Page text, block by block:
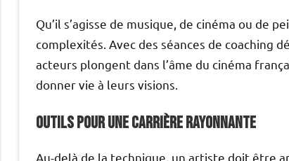
Qu’il s’agisse de musique, de cinéma ou de
complexités. Avec des séances de coaching
acteurs plongent dans l’âme du cinéma
donner vie à leurs visions.
Outils pour une carrière rayonnante
Au-delà de la technique, un artiste doit être